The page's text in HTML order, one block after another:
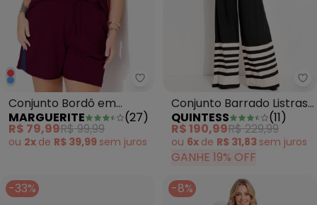
Marguerite - Conjunto Bordô
Conjunto Bordô em
Canelado
MARGUERITE (27)
R$ 79,99R$ 99,99
ou 2x de R$ 39,99 sem juros
Conjunto Barrado Listras
em Malha de Viscose
QUINTESS (11)
R$ 190,99R$ 229,99
ou 6x de R$ 31,83 sem juros
GANHE 19% OFF
-33%
-8%